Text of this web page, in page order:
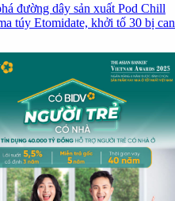
đường dây sản xuất Pod Chill
túy Etomidate, khởi tố 30 bị can